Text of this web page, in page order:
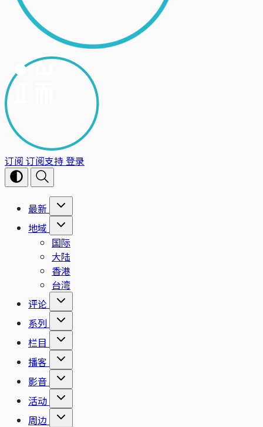
订阅 订阅支持登录
最新
地域
国际
大陆
香港
台湾
评论
系列
栏目
播客
影音
活动
周边